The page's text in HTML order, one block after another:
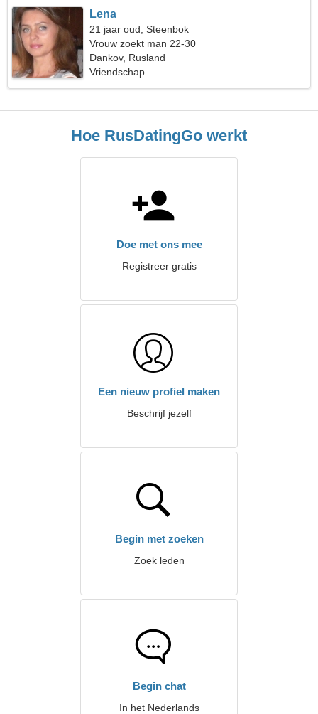
Lena
21 jaar oud, Steenbok
Vrouw zoekt man 22-30
Dankov, Rusland
Vriendschap
Hoe RusDatingGo werkt
Doe met ons mee
Registreer gratis
Een nieuw profiel maken
Beschrijf jezelf
Begin met zoeken
Zoek leden
Begin chat
In het Nederlands